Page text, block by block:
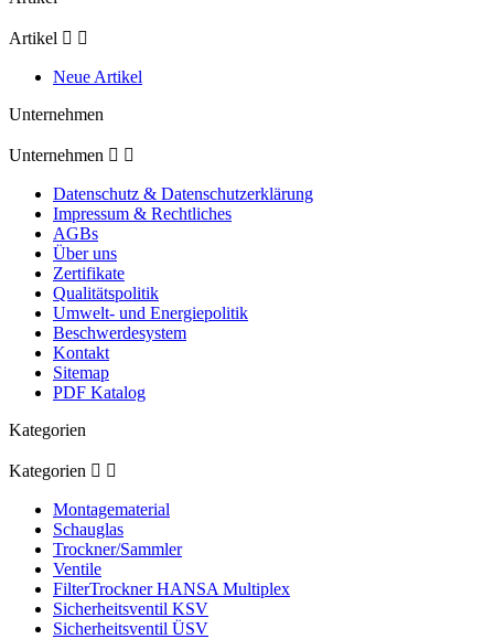
Artikel  
Neue Artikel
Unternehmen
Unternehmen  
Datenschutz & Datenschutzerklärung
Impressum & Rechtliches
AGBs
Über uns
Zertifikate
Qualitätspolitik
Umwelt- und Energiepolitik
Beschwerdesystem
Kontakt
Sitemap
PDF Katalog
Kategorien
Kategorien  
Montagematerial
Schauglas
Trockner/Sammler
Ventile
FilterTrockner HANSA Multiplex
Sicherheitsventil KSV
Sicherheitsventil ÜSV